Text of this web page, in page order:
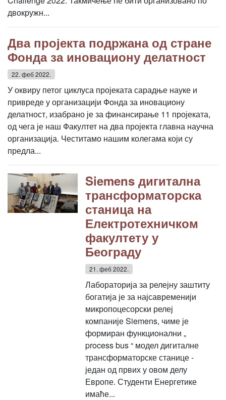
двокружн...
Два пројекта подржана од стране
Фонда за иновациону делатност
22. феб 2022.
У оквиру петог циклуса пројеката сарадње науке и
привреде у организацији Фонда за иновациону
делатност, изабрано је за финансирање 11 пројеката,
од чега је наш Факултет на два пројекта главна научна
организација. Честитамо нашим колегама који су
предла...
Siemens дигитална
трансформаторска
станица на
Електротехничком
факултету у
Београду
21. феб 2022.
Лабораторија за релејну заштиту
богатија је за најсавременији
микропоцесорски релеј
компаније Siemens, чиме је
формиран функционални „
process bus “ модел дигиталне
трансформаторске станице -
један од првих у овом делу
Европе. Студенти Енергетике
имаће...